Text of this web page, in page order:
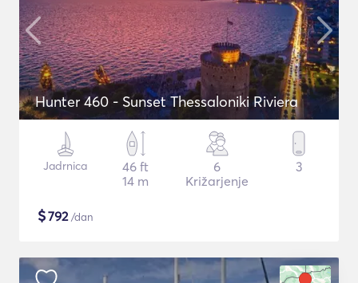
Hunter 460 - Sunset Thessaloniki Riviera
Jadrnica
46 ft
14 m
6
Križarjenje
3
$792/dan